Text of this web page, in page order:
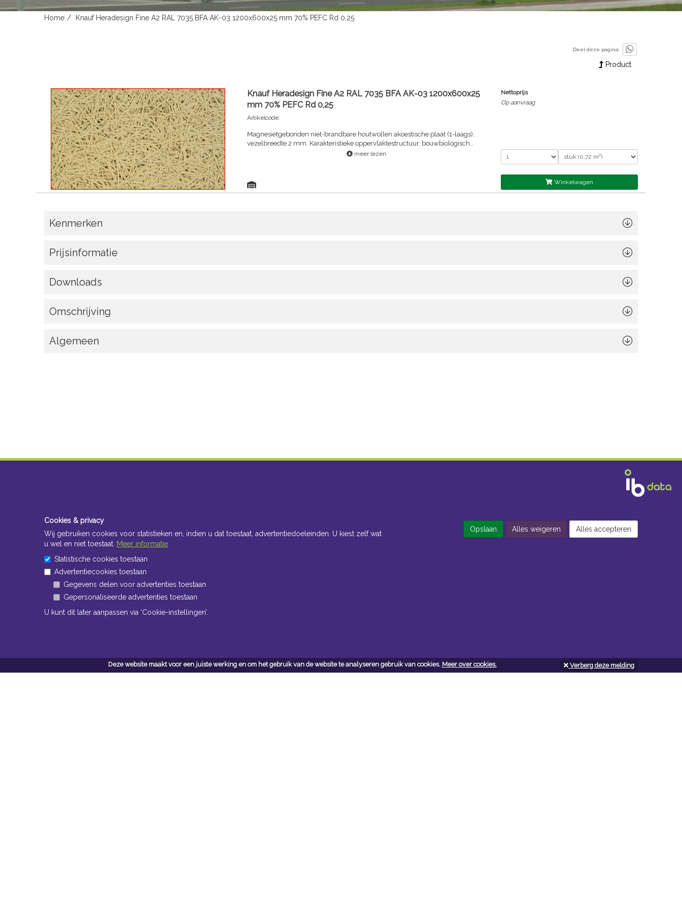
Deze website maakt voor een juiste werking en om het gebruik van de website te analyseren gebruik van cookies. Meer over cookies. Verberg deze melding
Home Knauf Heradesign Fine A2 RAL 7035 BFA AK-03 1200x600x25 mm 70% PEFC Rd 0,25
Deel deze pagina:
Product
Knauf Heradesign Fine A2 RAL 7035 BFA AK-03 1200x600x25
mm 70% PEFC Rd 0,25
Artikelcode:
Magnesietgebonden niet-brandbare houtwollen akoestische plaat (1-laags),
vezelbreedte 2 mm. Karakteristieke oppervlaktestructuur, bouwbiologisch
meer lezen
Nettoprijs
Op aanvraag
Winkelwagen
Kenmerken
Prijsinformatie
Downloads
Omschrijving
Algemeen
Cookies & privacy
Wij gebruiken cookies voor statistieken en, indien u dat toestaat, advertentiedoeleinden. U kiest zelf wat
u wel en niet toestaat. Meer informatie
Statistische cookies toestaan
Advertentiecookies toestaan
Gegevens delen voor advertenties toestaan
Gepersonaliseerde advertenties toestaan
U kunt dit later aanpassen via ‘Cookie-instellingen’.
Opslaan Alles weigeren Alles accepteren